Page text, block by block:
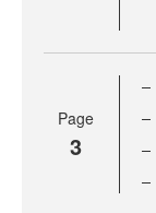
Page
3